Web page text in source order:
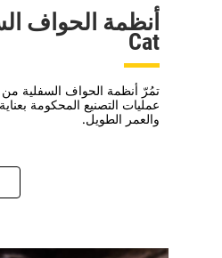
أنظمة الحواف
Cat
عمليات التصنيع المحكومة بعناية
والعمر الطويل.